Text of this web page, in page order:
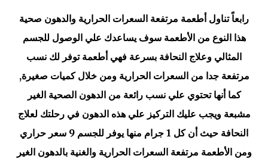
رابعاً تناول أطعمة مرتفعة السعرات الحرارية والدهون صحية
هذا النوع من الأطعمة سوف يساعدك علي الوصول للجسم
المثالي وعلاج النحافة بسرعة فهي أطعمة توفر لك نسب
مرتفعة جدا من السعرات الحرارية ومن خلال كميات صغيرة,
كما أنها تحتوي علي نسب رائعة من الدهون الصحية الغير
مشبعة ويجب عليك التركيز علي هذه الدهون في رحلتك لعلاج
النحافة حيث أن كل 1 جرام منها يوفر للجسم 9 سعر حراري
ومن الأطعمة مرتفعة السعرات الحرارية والغنية بالدهون الغير